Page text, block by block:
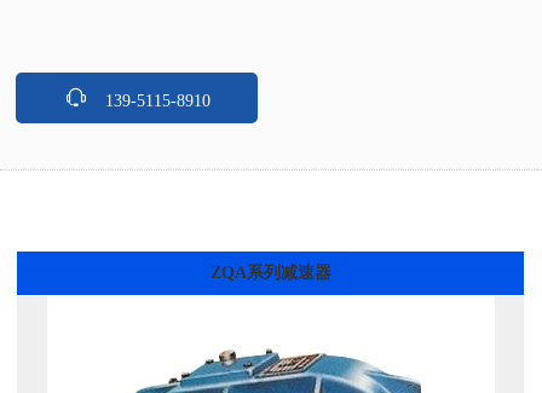
139-5115-8910
ZQA系列减速器